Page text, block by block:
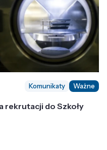
Komunikaty Ważne
rekrutacji do Szkoły